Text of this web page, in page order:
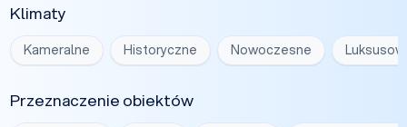
Klimaty
Kameralne Historyczne Nowoczesne
Przeznaczenie obiektów